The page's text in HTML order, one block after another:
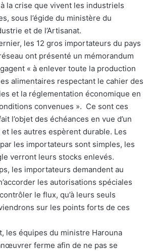
la crise que vivent les industriels
sous l’égide du ministère du
et de l’Artisanat.
les 12 gros importateurs du pays
ont présenté un mémorandum
« à enlever toute la production
alimentaires respectant le cahier des
et la réglementation économique en
convenues ». Ce sont ces
l’objet des échéances en vue d’un
les autres espèrent durable. Les
les importateurs sont simples, les
verront leurs stocks enlevés.
les importateurs demandent au
les autorisations spéciales
le flux, qu’à leurs seuls
sur les points forts de ces
les équipes du ministre Harouna
ferme afin de ne pas se